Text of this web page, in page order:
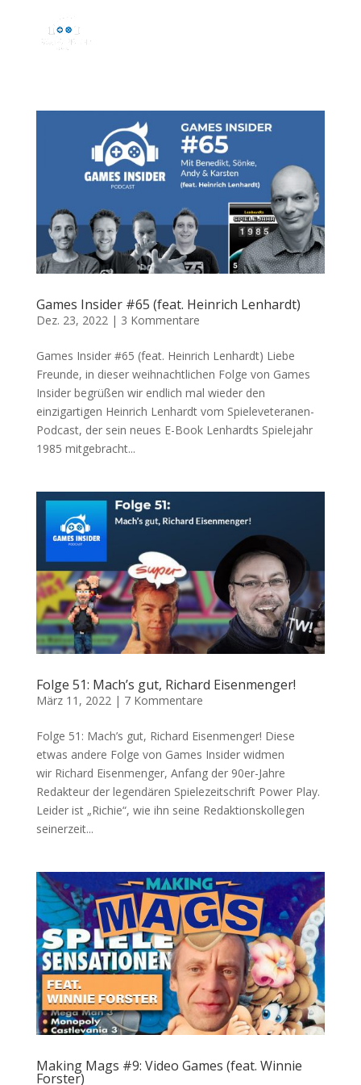
Games Insider #65 (feat. Heinrich Lenhardt)
Dez. 23, 2022 | 3 Kommentare
Games Insider #65 (feat. Heinrich Lenhardt) Liebe
Freunde, in dieser weihnachtlichen Folge von Games
Insider begrüßen wir endlich mal wieder den
einzigartigen Heinrich Lenhardt vom Spieleveteranen-
Podcast, der sein neues E-Book Lenhardts Spielejahr
1985 mitgebracht...
Folge 51: Mach’s gut, Richard Eisenmenger!
März 11, 2022| 7 Kommentare
Folge 51: Mach’s gut, Richard Eisenmenger! Diese
etwas andere Folge von Games Insider widmen
wir Richard Eisenmenger, Anfang der 90er-Jahre
Redakteur der legendären Spielezeitschrift Power Play.
Leider ist „Richie“, wie ihn seine Redaktionskollegen
seinerzeit...
Making Mags #9: Video Games (feat. Winnie
Forster)